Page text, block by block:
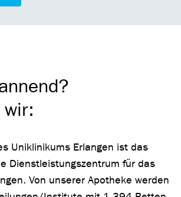
Uniklinikums Erlangen ist das
Dienstleistungszentrum für das
Von unserer Apotheke werden